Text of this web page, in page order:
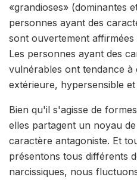
«grandioses» (dominantes
personnes ayant des
sont ouvertement
Les personnes ayant des
vulnérables ont tendance à
extérieure, hypersensible et
Bien qu'il s'agisse de
elles partagent un noyau
caractère antagoniste. Et
présentons tous différents
narcissiques, nous